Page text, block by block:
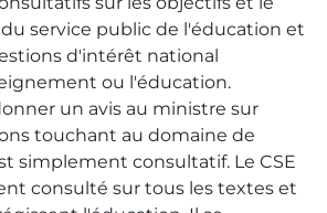
service public de l'éducation et
d'intérêt national
ou l'éducation.
un avis au ministre sur
touchant au domaine de
simplement consultatif. Le CSE
consulté sur tous les textes et